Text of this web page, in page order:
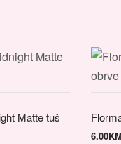
Matte tuš
6.00KM